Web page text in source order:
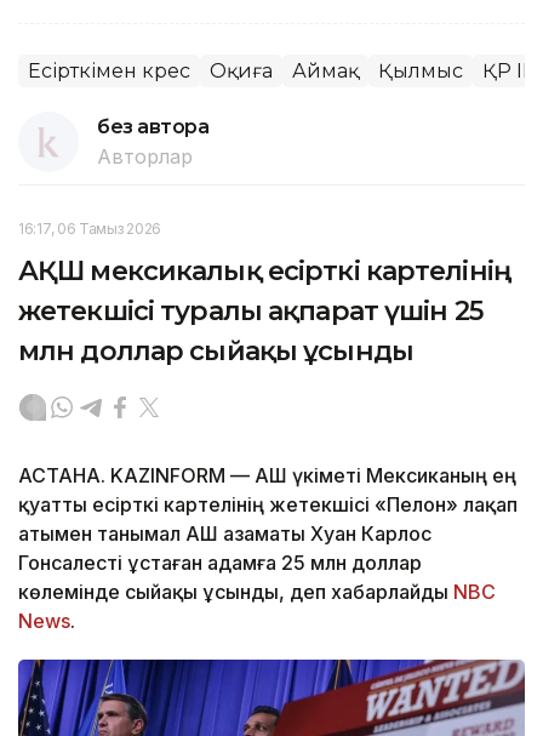
Есірткімен күрес Оқиға Аймақ Қылмыс ҚР
без автора
Авторлар
16:17, 06 Тамыз 2026
АҚШ мексикалық есірткі картелінің
жетекшісі туралы ақпарат үшін 25
млн доллар сыйақы ұсынды
АСТАНА. KAZINFORM — АҚШ үкіметі Мексиканың ең
қуатты есірткі картелінің жетекшісі «Пелон» лақап
атымен танымал АҚШ азаматы Хуан Карлос
Гонсалесті ұстаған адамға 25 млн доллар
көлемінде сыйақы ұсынды, деп хабарлайды NBC
News.